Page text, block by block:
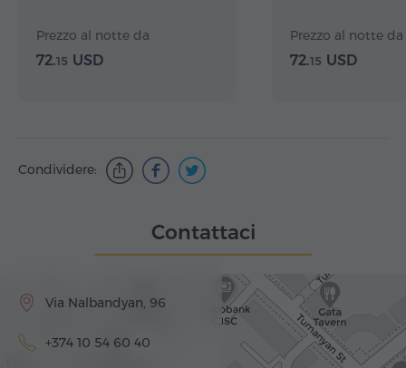
Prezzo al notte da
72.15 USD
Prezzo al notte da
72.15 USD
Condividere:
Contattaci
Via Nalbandyan, 96
+374 10 54 60 40